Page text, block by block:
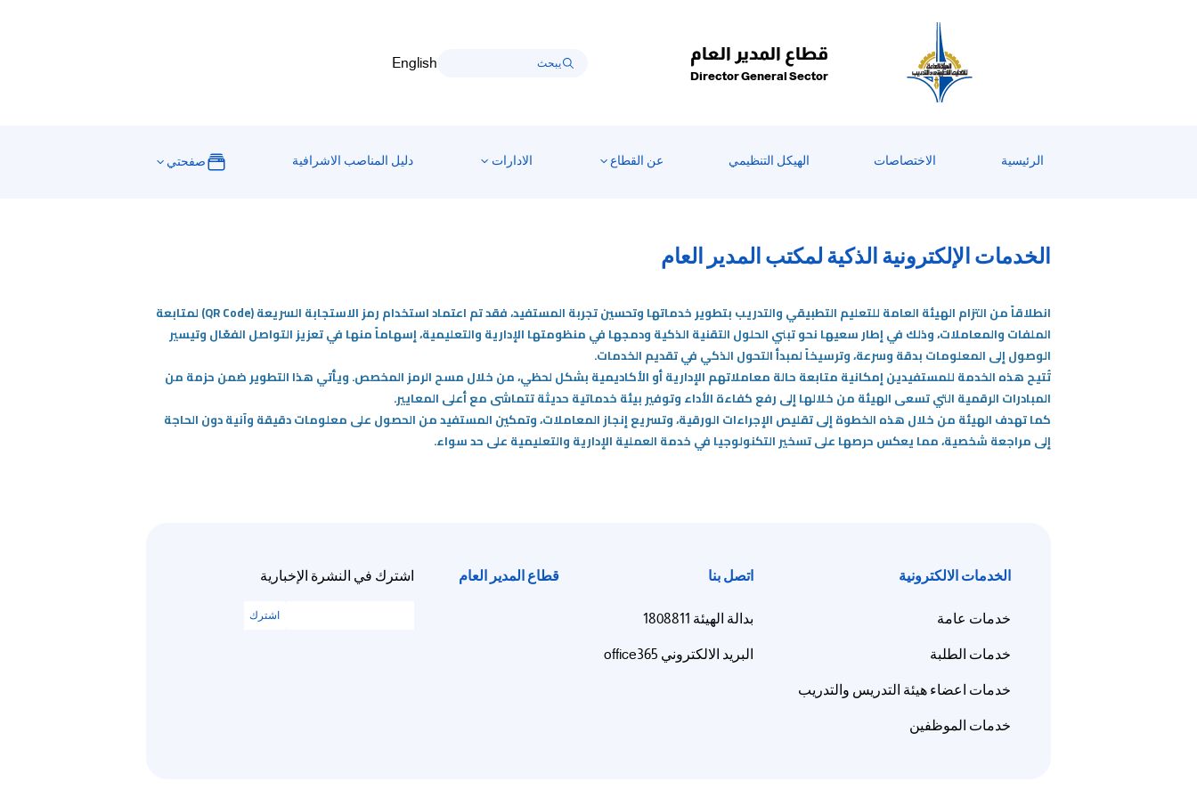
قطاع المدير العام
Director General Sector
English
الرئيسية الاختصاصات الهيكل التنظيمي عن القطاع الادارات دليل المناصب الاشرافية صفحتي
الخدمات الإلكترونية الذكية لمكتب المدير العام
انطلاقاً من التزام الهيئة العامة للتعليم التطبيقي والتدريب بتطوير خدماتها وتحسين تجربة المستفيد، فقد تم اعتماد استخدام رمز الاستجابة السريعة (QR Code) لمتابعة
الملفات والمعاملات، وذلك في إطار سعيها نحو تبني الحلول التقنية الذكية ودمجها في منظومتها الإدارية والتعليمية، إسهاماً منها في تعزيز التواصل الفعّال وتيسير
الوصول إلى المعلومات بدقة وسرعة، وترسيخاً لمبدأ التحول الذكي في تقديم الخدمات.
تُتيح هذه الخدمة للمستفيدين إمكانية متابعة حالة معاملاتهم الإدارية أو الأكاديمية بشكل لحظي، من خلال مسح الرمز المخصص. ويأتي هذا التطوير ضمن حزمة من
المبادرات الرقمية التي تسعى الهيئة من خلالها إلى رفع كفاءة الأداء وتوفير بيئة خدماتية حديثة تتماشى مع أعلى المعايير.
كما تهدف الهيئة من خلال هذه الخطوة إلى تقليص الإجراءات الورقية، وتسريع إنجاز المعاملات، وتمكين المستفيد من الحصول على معلومات دقيقة وآنية دون الحاجة
إلى مراجعة شخصية، مما يعكس حرصها على تسخير التكنولوجيا في خدمة العملية الإدارية والتعليمية على حد سواء.
الخدمات الالكترونية
خدمات عامة
خدمات الطلبة
خدمات اعضاء هيئة التدريس والتدريب
خدمات الموظفين
اتصل بنا
بدالة الهيئة 1808811
البريد الالكتروني office365
قطاع المدير العام اشترك في النشرة الإخبارية
اشترك